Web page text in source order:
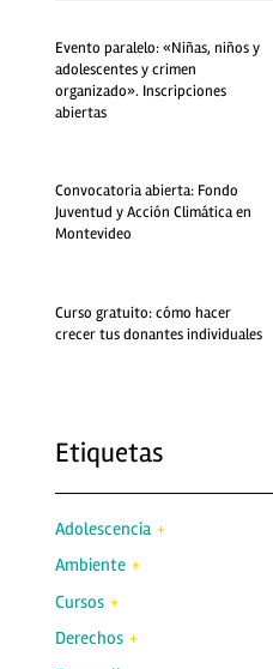
Evento paralelo: «Niñas, niños y
adolescentes y crimen
organizado». Inscripciones
abiertas
Convocatoria abierta: Fondo
Juventud y Acción Climática en
Montevideo
Curso gratuito: cómo hacer
crecer tus donantes individuales
Etiquetas
Adolescencia
Ambiente
Cursos
Derechos